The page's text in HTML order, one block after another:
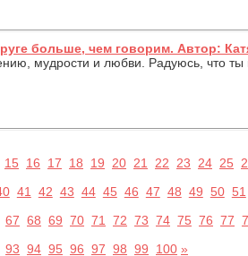
больше, чем говорим. Автор:
мудрости и любви. Радуюсь, что ты
15 16 17 18 19 20 21 22 23 24 25
41 42 43 44 45 46 47 48 49 50 51
67 68 69 70 71 72 73 74 75 76 77
93 94 95 96 97 98 99 100 »